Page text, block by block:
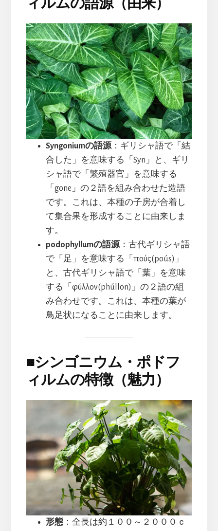
Syngoniumの語源：ギリシャ語で「結
合した」を意味する「Syn」と、ギリ
シャ語で「繁殖器官」を意味する
「gone」の２語を組み合わせた造語
です。これは、本種の子房が合着し
て集合果を形成することに由来しま
す。
podophyllumの語源：古代ギリシャ語
で「足」を意味する「πούς(poús)」
と、古代ギリシャ語で「葉」を意味
する「φύλλον(phúllon)」の２語の組
み合わせです。これは、本種の葉が
鳥足状になることに由来します。
■シンゴニウム・ポドフ
ィルムの特徴（魅力）
形態：全長は約１００～２０００ｃ